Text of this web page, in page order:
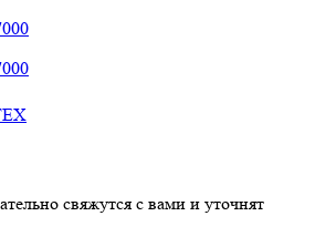
свяжутся с вами и уточнят